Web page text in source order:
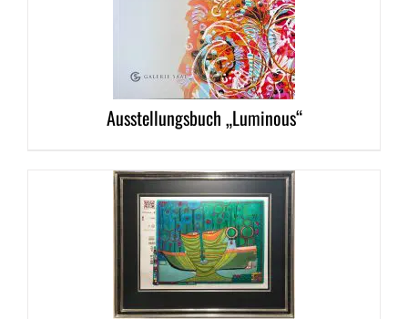
Ausstellungsbuch „Luminous“